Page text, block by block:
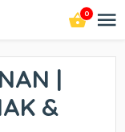
0
|
&